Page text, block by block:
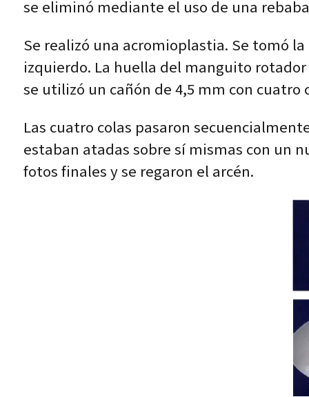
se eliminó mediante el uso de una
Se realizó una acromioplastia. Se tomó
izquierdo. La huella del manguito
se utilizó un cañón de 4,5 mm con cuatro
Las cuatro colas pasaron
estaban atadas sobre sí mismas con un
fotos finales y se regaron el arcén.